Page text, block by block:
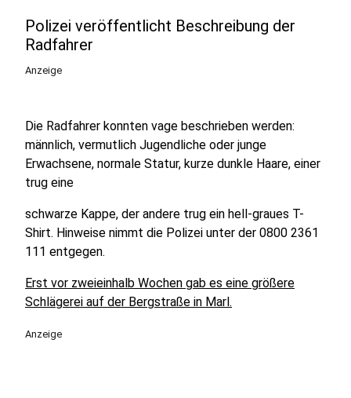
Polizei veröffentlicht Beschreibung der
Radfahrer
Anzeige
Die Radfahrer konnten vage beschrieben werden:
männlich, vermutlich Jugendliche oder junge
Erwachsene, normale Statur, kurze dunkle Haare, einer
trug eine
schwarze Kappe, der andere trug ein hell-graues T-
Shirt. Hinweise nimmt die Polizei unter der 0800 2361
111 entgegen.
Erst vor zweieinhalb Wochen gab es eine größere
Schlägerei auf der Bergstraße in Marl.
Anzeige